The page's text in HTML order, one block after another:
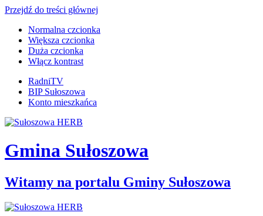
Przejdź do treści głównej
Normalna czcionka
Większa czcionka
Duża czcionka
Włącz kontrast
RadniTV
BIP Sułoszowa
Konto mieszkańca
Gmina Sułoszowa
Witamy na portalu Gminy Sułoszowa